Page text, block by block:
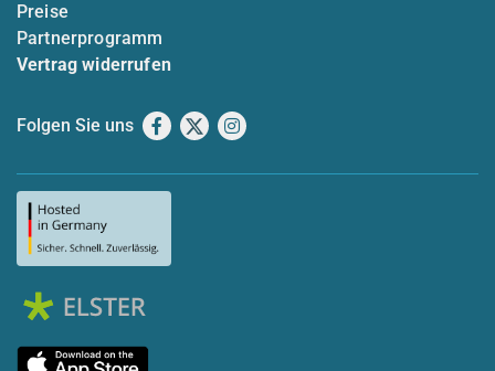
Preise
Partnerprogramm
Vertrag widerrufen
Folgen Sie uns Facebook
X Instagram